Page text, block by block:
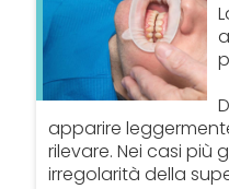
apparire
rilevare. Nei casi
irregolarità della